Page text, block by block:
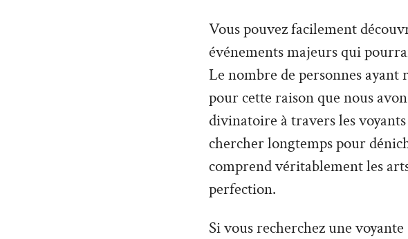
Vous pouvez facilement
événements majeurs qui
Le nombre de personnes ayant
pour cette raison que nous
divinatoire à travers les
chercher longtemps pour
comprend véritablement les
perfection.
Si vous recherchez une